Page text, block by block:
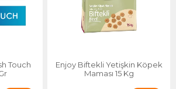
Touch
Enjoy Biftekli Yetişkin Köpek
Maması 15 Kg